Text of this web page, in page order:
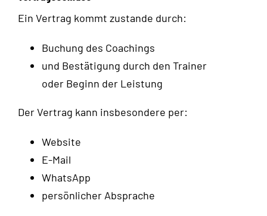
Ein Vertrag kommt zustande durch:
Buchung des Coachings
und Bestätigung durch den Trainer
oder Beginn der Leistung
Der Vertrag kann insbesondere per:
Website
E-Mail
WhatsApp
persönlicher Absprache